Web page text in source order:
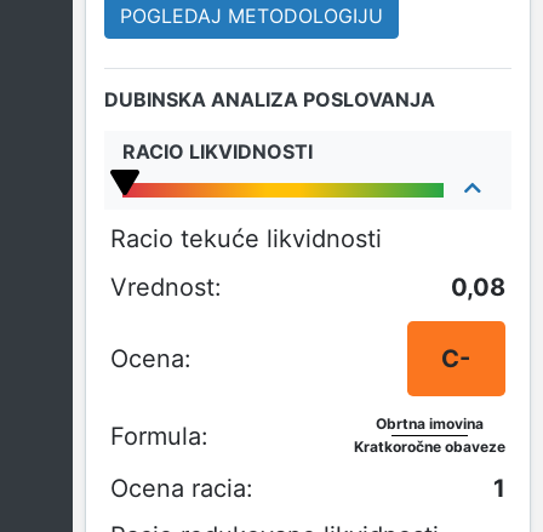
POGLEDAJ METODOLOGIJU
DUBINSKA ANALIZA POSLOVANJA
RACIO LIKVIDNOSTI
Racio tekuće likvidnosti
0,08
C-
Obrtna imovina
Kratkoročne obaveze
1